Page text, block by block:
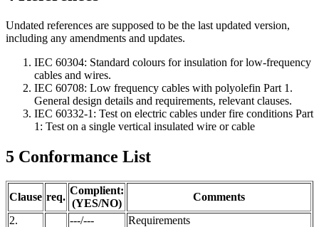
Undated references are supposed to be the last updated version,
including any amendments and updates.
IEC 60304: Standard colours for insulation for low-frequency
cables and wires.
IEC 60708: Low frequency cables with polyolefin Part 1.
General design details and requirements, relevant clauses.
IEC 60332-1: Test on electric cables under fire conditions Part
1: Test on a single vertical insulated wire or cable
5 Conformance List
Clause req.
Complient:
(YES/NO)
Comments
2.
---/---
Requirements